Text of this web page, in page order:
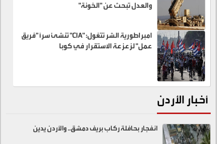
والعدل تبحث عن "الخونة"
امبراطورية الشر تتغول: "CIA" تنشئ سراً "فريق
عمل" لزعزعة الاستقرار في كوبا
أخبار الأردن
انفجار بحافلة ركاب بريف دمشق.. والأردن يدين